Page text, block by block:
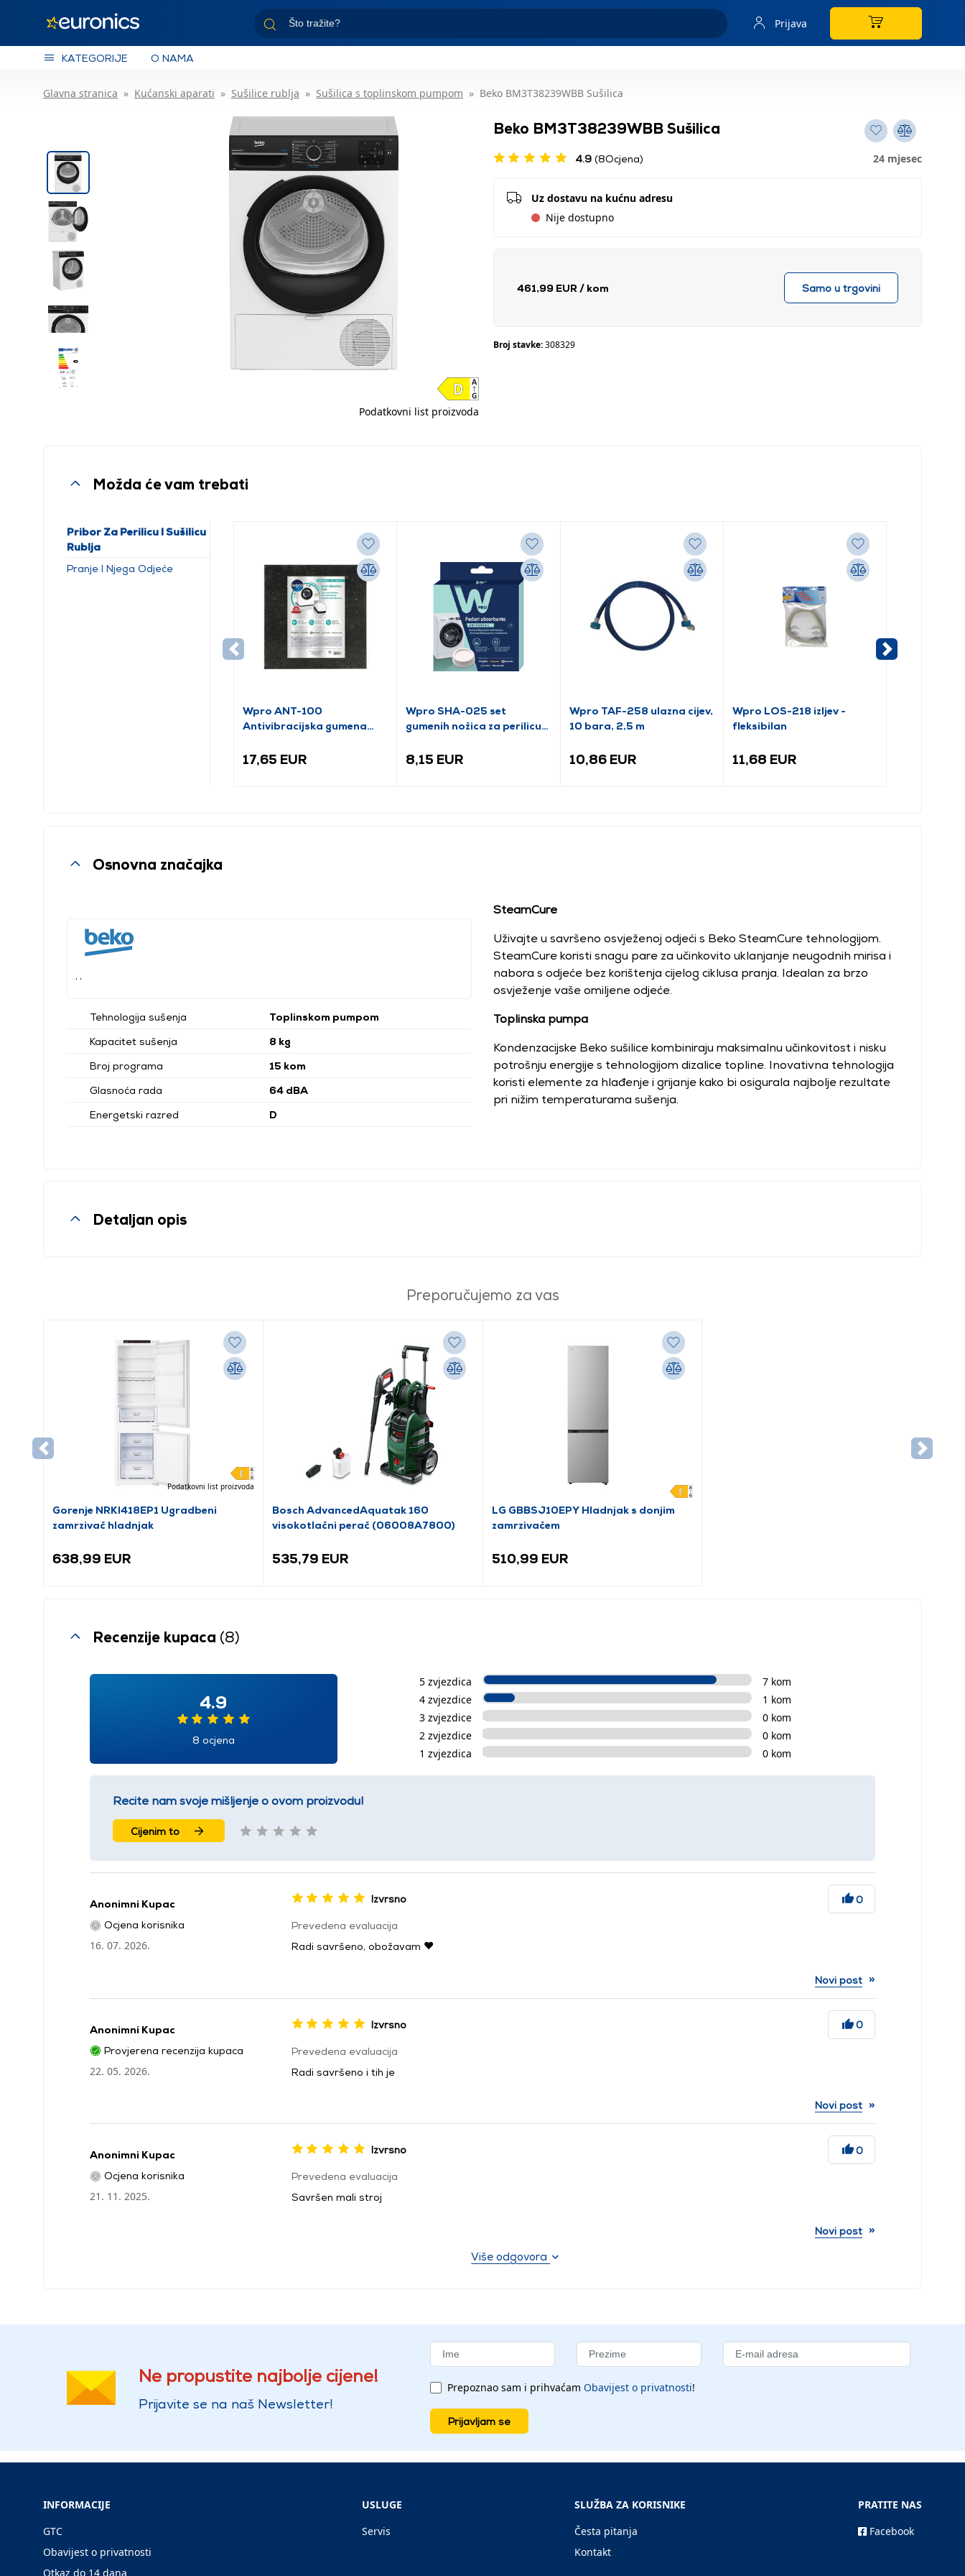
Prijava
KATEGORIJE O NAMA
Glavna stranica Kućanski aparati Sušilice rublja Sušilica s toplinskom pumpom Beko BM3T38239WBB Sušilica
Podatkovni list proizvoda
Beko BM3T38239WBB Sušilica
4.9 (8Ocjena) 24 mjesec
Uz dostavu na kućnu adresu
Nije dostupno
461,99 EUR / kom Samo u trgovini
Broj stavke:308329
Možda će vam trebati
Pribor Za Perilicu I Sušilicu
Rublja
Pranje I Njega Odjeće
Wpro ANT-100
Antivibracijska gumena
17,65 EUR
Wpro SHA-025 set
gumenih nožica za perilicu
8,15 EUR
Wpro TAF-258 ulazna cijev,
10 bara, 2,5 m
10,86 EUR
Wpro LOS-218 izljev -
fleksibilan
11,68 EUR
Osnovna značajka
Tehnologija sušenja
Toplinskom pumpom
Kapacitet sušenja
8 kg
Broj programa
15 kom
Glasnoća rada
64 dBA
Energetski razred
D
SteamCure
Uživajte u savršeno osvježenoj odjeći s Beko SteamCure tehnologijom.
SteamCure koristi snagu pare za učinkovito uklanjanje neugodnih mirisa i
nabora s odjeće bez korištenja cijelog ciklusa pranja. Idealan za brzo
osvježenje vaše omiljene odjeće.
Toplinska pumpa
Kondenzacijske Beko sušilice kombiniraju maksimalnu učinkovitost i nisku
potrošnju energije s tehnologijom dizalice topline. Inovativna tehnologija
koristi elemente za hlađenje i grijanje kako bi osigurala najbolje rezultate
pri nižim temperaturama sušenja.
Detaljan opis
Preporučujemo za vas
Podatkovni list proizvoda
Gorenje NRKI418EP1 Ugradbeni
zamrzivač hladnjak
638,99 EUR
Bosch AdvancedAquatak 160
visokotlačni perač (06008A7800)
535,79 EUR
LG GBBSJ10EPY Hladnjak s donjim
zamrzivačem
510,99 EUR
Recenzije kupaca (8)
4.9
8 ocjena
5 zvjezdica
7 kom
4 zvjezdice
1 kom
3 zvjezdice
0 kom
2 zvjezdice
0 kom
1 zvjezdica
0 kom
Recite nam svoje mišljenje o ovom proizvodu!
Cijenim to
Anonimni Kupac
Ocjena korisnika
16. 07. 2026.
Izvrsno 0
Prevedena evaluacija
Radi savršeno, obožavam ❤️
Novi post »
Anonimni Kupac
Provjerena recenzija kupaca
22. 05. 2026.
Izvrsno 0
Prevedena evaluacija
Radi savršeno i tih je
Novi post »
Anonimni Kupac
Ocjena korisnika
21. 11. 2025.
Izvrsno 0
Prevedena evaluacija
Savršen mali stroj
Novi post »
Više odgovora
Ne propustite najbolje cijene!
Prijavite se na naš Newsletter!
Prepoznao sam i prihvaćam Obavijest o privatnosti!
Prijavljam se
INFORMACIJE
GTC
Obavijest o privatnosti
Otkaz do 14 dana
USLUGE
Servis
SLUŽBA ZA KORISNIKE
Česta pitanja
Kontakt
PRATITE NAS
Facebook